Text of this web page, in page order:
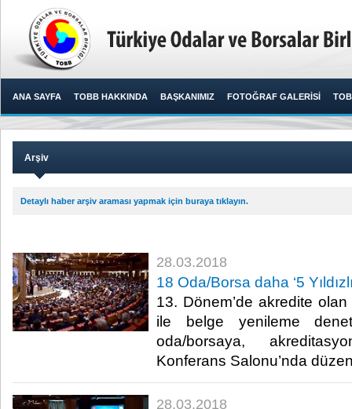
ANA SAYFA TOBB HAKKINDA BAŞKANIMIZ FOTOĞRAF GALERİSİ
Arşiv
Detaylı haber arşiv araması yapmak için buraya tıklayın.
28.03.2018
18 Oda/Borsa daha ‘5
13. Dönem’de akredite
ile belge yenileme
oda/borsaya,
Konferans Salonu’nda
28.03.2018